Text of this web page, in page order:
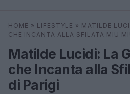
Cerca
HOME » LIFESTYLE » MATILDE
CHE INCANTA ALLA SFILATA MIU
Matilde Lucidi: La
che Incanta alla
di Parigi